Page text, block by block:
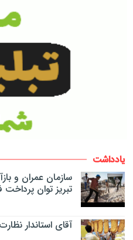
یادداشت
سازمان عمران و
تبریز توان پرداخت
آقای استاندار